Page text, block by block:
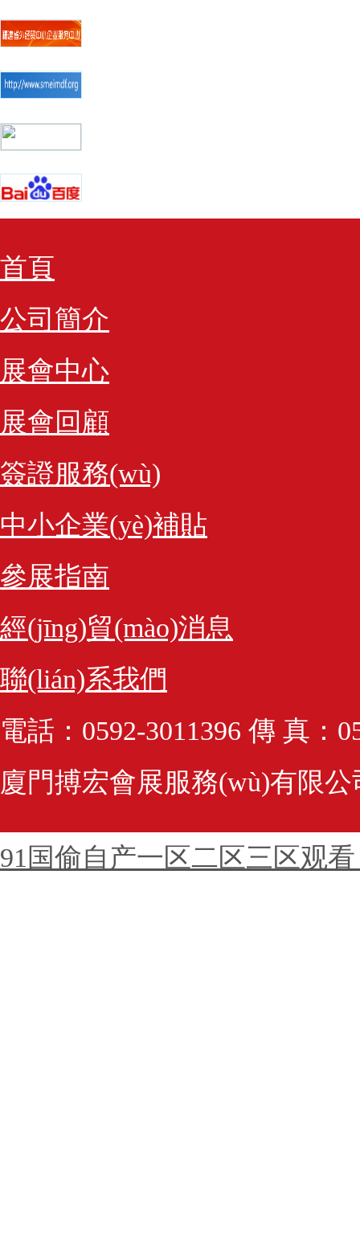
首頁
公司簡介
展會中心
展會回顧
簽證服務(wù)
中小企業(yè)補貼
參展指南
經(jīng)貿(mào)消息
聯(lián)系我們
電話：0592-3011396 傳 真：
廈門搏宏會展服務(wù)有限
91国偷自产一区二区三区观